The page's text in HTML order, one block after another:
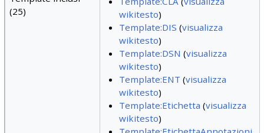
(25)
wikitesto)
Template:DIS (visualizza
wikitesto)
Template:DSN (visualizza
wikitesto)
Template:ENT (visualizza
wikitesto)
Template:Etichetta (visualizza
wikitesto)